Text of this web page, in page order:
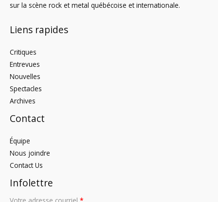
sur la scène rock et metal québécoise et internationale.
Liens rapides
Critiques
Entrevues
Nouvelles
Spectacles
Archives
Contact
Équipe
Nous joindre
Contact Us
Infolettre
Votre adresse courriel *